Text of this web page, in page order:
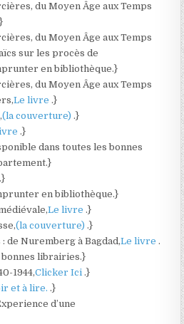
du Moyen Âge aux Temps
du Moyen Âge aux Temps
sur les procès de
en bibliothèque.}
du Moyen Âge aux Temps
Le livre.}
(la couverture).}
.}
dans toutes les bonnes
.}
en bibliothèque.}
Le livre.}
(la couverture).}
de Nuremberg à Bagdad,Le livre.
librairies.}
1944,Clicker Ici.}
et à lire..}
d’une